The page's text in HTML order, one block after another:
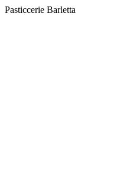
Pasticcerie Barletta